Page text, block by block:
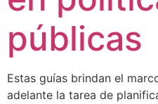
públicas
Estas guías brindan el
adelante la tarea de